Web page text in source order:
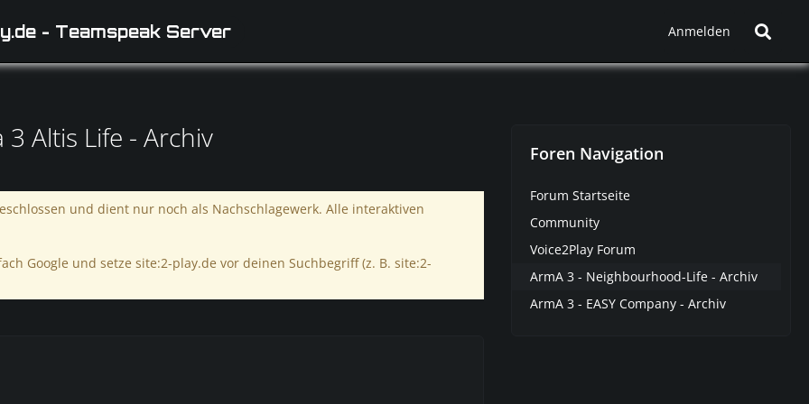
- Teamspeak Server Anmelden
Altis Life - Archiv
und dient nur noch als Nachschlagewerk. Alle interaktiven
Google und setze site:2-play.de vor deinen Suchbegriff (z. B. site:2-
Foren Navigation
Forum Startseite
Community
Voice2Play Forum
ArmA 3 - Neighbourhood-Life - Archiv
ArmA 3 - EASY Company - Archiv